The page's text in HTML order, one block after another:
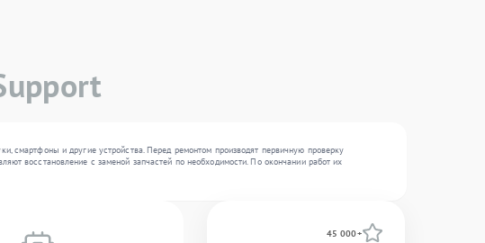
смартфоны и другие устройства. Перед ремонтом производят первичную проверку
восстановление с заменой запчастей по необходимости. По окончании работ их
45 000+